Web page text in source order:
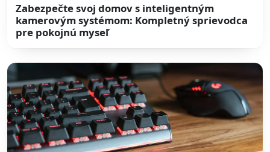
Zabezpečte svoj domov s inteligentným
kamerovým systémom: Kompletný sprievodca
pre pokojnú myseľ